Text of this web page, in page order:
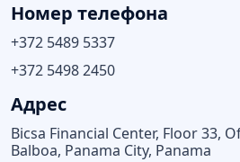
Номер телефона
+372 5489 5337
+372 5498 2450
Адрес
Bicsa Financial Center, Floor 33,
Balboa, Panama City, Panama